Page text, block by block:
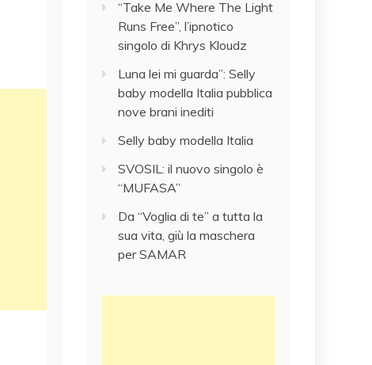
“Take Me Where The Light
Runs Free”, l’ipnotico
singolo di Khrys Kloudz
Luna lei mi guarda”: Selly
baby modella Italia pubblica
nove brani inediti
Selly baby modella Italia
SVOSIL: il nuovo singolo è
“MUFASA”
Da “Voglia di te” a tutta la
sua vita, giù la maschera
per SAMAR